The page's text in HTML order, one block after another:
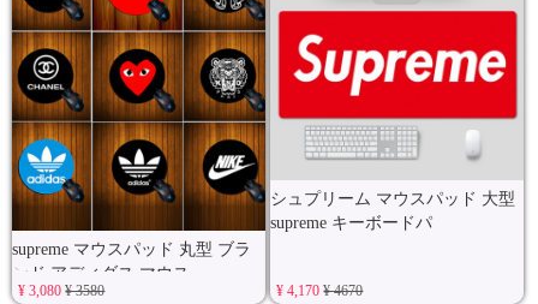
supreme マウスパッド 丸型 ブラ
ンド アディダス マウス
¥ 3,080¥ 3580
シュプリーム マウスパッド 大型
supreme キーボードパ
¥ 4,170¥ 4670